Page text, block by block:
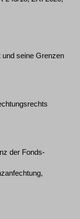
seine Grenzen
der Fonds-